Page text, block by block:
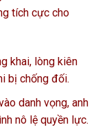
tích cực cho
khai, lòng kiên
bị chống đối.
danh vọng, anh
nô lệ quyền lực.